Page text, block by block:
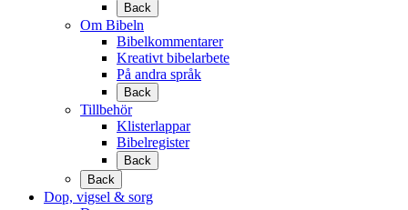
Back
Om Bibeln
Bibelkommentarer
Kreativt bibelarbete
På andra språk
Back
Tillbehör
Klisterlappar
Bibelregister
Back
Back
Dop, vigsel & sorg